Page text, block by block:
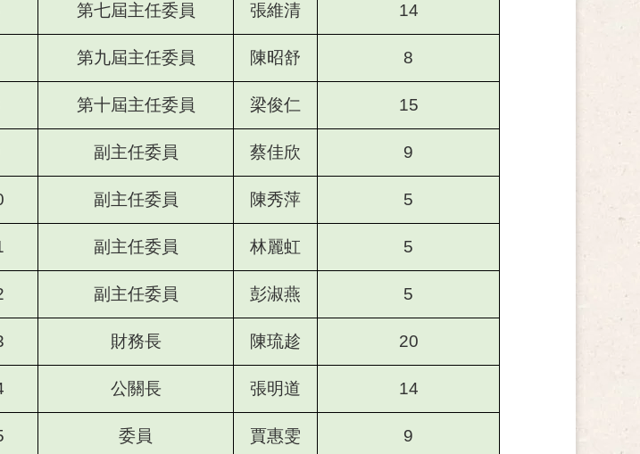
第七屆主任委員 張維清 14
第九屆主任委員 陳昭舒 8
第十屆主任委員 梁俊仁 15
副主任委員 蔡佳欣 9
副主任委員 陳秀萍 5
副主任委員 林麗虹 5
副主任委員 彭淑燕 5
財務長 陳琉趁 20
公關長 張明道 14
委員 賈惠雯 9